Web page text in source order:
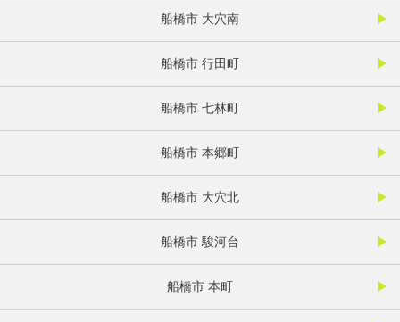
船橋市 大穴南
船橋市 行田町
船橋市 七林町
船橋市 本郷町
船橋市 大穴北
船橋市 駿河台
船橋市 本町